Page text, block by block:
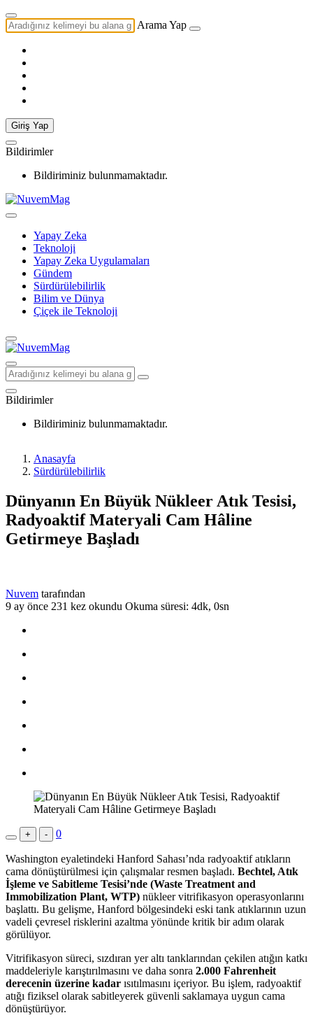
Arama Yap
Giriş Yap
Bildirimler
Bildiriminiz bulunmamaktadır.
Yapay Zeka
Teknoloji
Yapay Zeka Uygulamaları
Gündem
Sürdürülebilirlik
Bilim ve Dünya
Çiçek ile Teknoloji
Bildirimler
Bildiriminiz bulunmamaktadır.
Anasayfa
Sürdürülebilirlik
Dünyanın En Büyük Nükleer Atık Tesisi,
Radyoaktif Materyali Cam Hâline
Getirmeye Başladı
Nuvem tarafından
9 ay önce 231 kez okundu Okuma süresi: 4dk, 0sn
+ - 0
Washington eyaletindeki Hanford Sahası’nda radyoaktif atıkların
cama dönüştürülmesi için çalışmalar resmen başladı. Bechtel, Atık
İşleme ve Sabitleme Tesisi’nde (Waste Treatment and
Immobilization Plant, WTP) nükleer vitrifikasyon operasyonlarını
başlattı. Bu gelişme, Hanford bölgesindeki eski tank atıklarının uzun
vadeli çevresel risklerini azaltma yönünde kritik bir adım olarak
görülüyor.
Vitrifikasyon süreci, sızdıran yer altı tanklarından çekilen atığın katkı
maddeleriyle karıştırılmasını ve daha sonra 2.000 Fahrenheit
derecenin üzerine kadar ısıtılmasını içeriyor. Bu işlem, radyoaktif
atığı fiziksel olarak sabitleyerek güvenli saklamaya uygun cama
dönüştürüyor.